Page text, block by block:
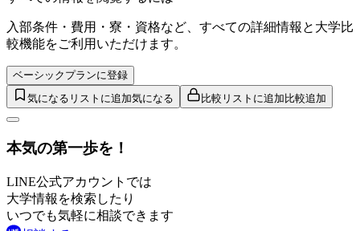
入部条件・費用・寮・資格など、すべての詳細情報と大学比
較機能をご利用いただけます。
ベーシックプランに登録
気になるリストに追加気になる 比較リストに追加 比較追加
本気の第一歩を！
LINE公式アカウントでは
大学情報を検索したり
いつでも気軽に相談できます